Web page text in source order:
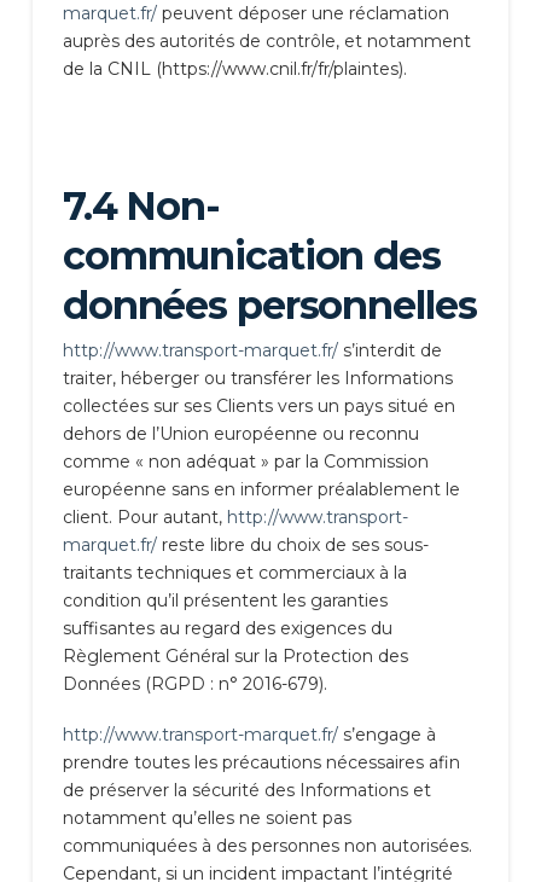
marquet.fr/peuvent déposer une réclamation
auprès des autorités de contrôle, et notamment
de la CNIL (https://www.cnil.fr/fr/plaintes).
7.4 Non-
communication des
données personnelles
http://www.transport-marquet.fr/s’interdit de
traiter, héberger ou transférer les Informations
collectées sur ses Clients vers un pays situé en
dehors de l’Union européenne ou reconnu
comme « non adéquat » par la Commission
européenne sans en informer préalablement le
client. Pour autant, http://www.transport-
marquet.fr/reste libre du choix de ses sous-
traitants techniques et commerciaux à la
condition qu’il présentent les garanties
suffisantes au regard des exigences du
Règlement Général sur la Protection des
Données (RGPD : n° 2016-679).
http://www.transport-marquet.fr/s’engage à
prendre toutes les précautions nécessaires afin
de préserver la sécurité des Informations et
notamment qu’elles ne soient pas
communiquées à des personnes non autorisées.
Cependant, si un incident impactant l’intégrité